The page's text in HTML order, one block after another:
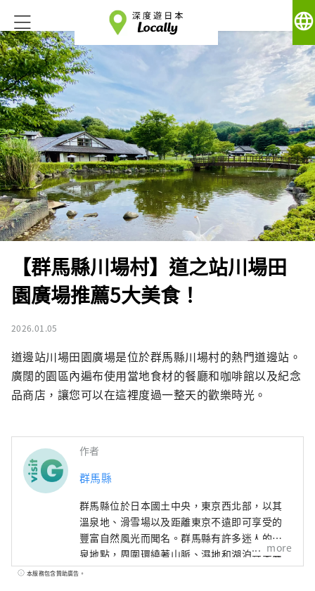
language
【群馬縣川場村】道之站川場田
園廣場推薦5大美食！
2026.01.05
道邊站川場田園廣場是位於群馬縣川場村的熱門道邊站。
廣闊的園區內遍布使用當地食材的餐廳和咖啡館以及紀念
品商店，讓您可以在這裡度過一整天的歡樂時光。
作者
群馬縣
群馬縣位於日本國土中央，東京西北部，以其
溫泉地、滑雪場以及距離東京不遠即可享受的
豐富自然風光而聞名。群馬縣有許多迷人的溫
泉地點，周圍環繞著山脈、濕地和湖泊等美麗
的自然景觀，非常適合想要遠離日常喧囂、悠
more
本服務包含贊助廣告。